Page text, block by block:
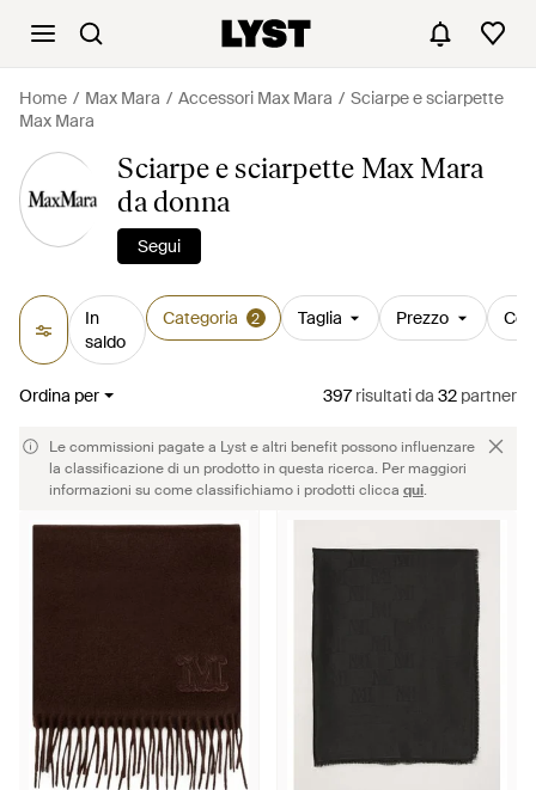
Home Max Mara Accessori Max Mara
Sciarpe e sciarpette
Max Mara
Sciarpe e sciarpette Max Mara
da donna
Segui
In
saldo
Categoria 2 Taglia Prezzo
Ordina per 397risultatida 32 partner
Le commissioni pagate a Lyst e altri benefit possono influenzare
la classificazione di un prodotto in questa ricerca. Per maggiori
informazioni su come classifichiamo i prodotti clicca qui.